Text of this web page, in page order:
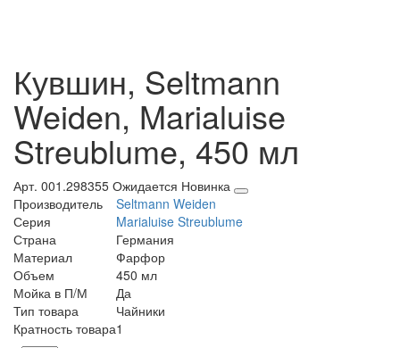
Кувшин, Seltmann
Weiden, Marialuise
Streublume, 450 мл
Арт. 001.298355 Ожидается Новинка
Производитель
Seltmann Weiden
Серия
Marialuise Streublume
Страна
Германия
Материал
Фарфор
Объем
450 мл
Мойка в П/М
Да
Тип товара
Чайники
Кратность товара1